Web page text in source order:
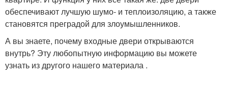
обеспечивают лучшую шумо- и теплоизоляцию, а также
становятся преградой для злоумышленников.
А вы знаете, почему входные двери открываются
внутрь? Эту любопытную информацию вы можете
узнать из другого нашего материала .